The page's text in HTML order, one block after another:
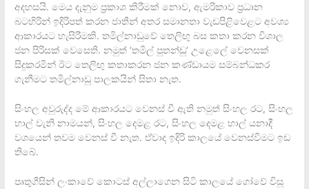
අදහසයි. මෙය දැනුම ප්‍රකාශ කිරීමක් නොව, ඇමරිකාව ප්‍රධාන
බටහිරින් ඉදිරිපත් කරන ජාතීන් අතර සමානතා වැඩපිළිවෙළට අවශ්‍ය
ආකාරයට හැසිරීමකි. තමිල්නාඩුවේ තෙලිඟු බස කතා කරන විශාල
ජන පිරිසක් වෙසෙති. නමුත් ‘තමිල් පුතන්ඩු’ උළෙලේ වෙනසක්
සිදුකරමින් ඊට තෙලිඟු කතාකරන ජන කණ්ඩායම සම්බන්ධකර
ගැනීමට තමිල්නාඩු පාලකයින් සිතා නැත.
සිංහල අවුරුද්ද මේ ආකාරයට වෙනස් වී ඇති නමුත් සිංහල රට, සිංහල
හාල් වැනි නාමයන්, සිංහල දෙමළ රට, සිංහල දෙමළ හාල් යනාදී
වශයෙන් තවම වෙනස් වී නැත. ඒවාද ඉදිරි කාලයේ වෙනස්වීමට ඉඩ
තිබේ.
පෘතුගීසින් ලංකාවේ කොටස් අල්ලාගෙන සිටි කාලයේ ගෝවේ විසූ